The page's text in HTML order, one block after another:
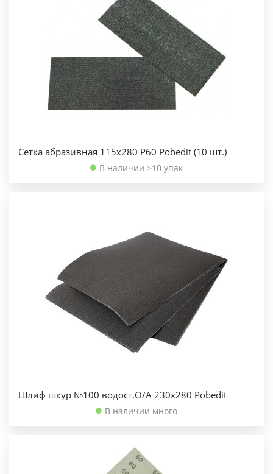
Сетка абразивная 115х280 Р60 Pobedit (10 шт.)
В наличии >10 упак
Шлиф шкур №100 водост.О/А 230х280 Pobedit
В наличии много